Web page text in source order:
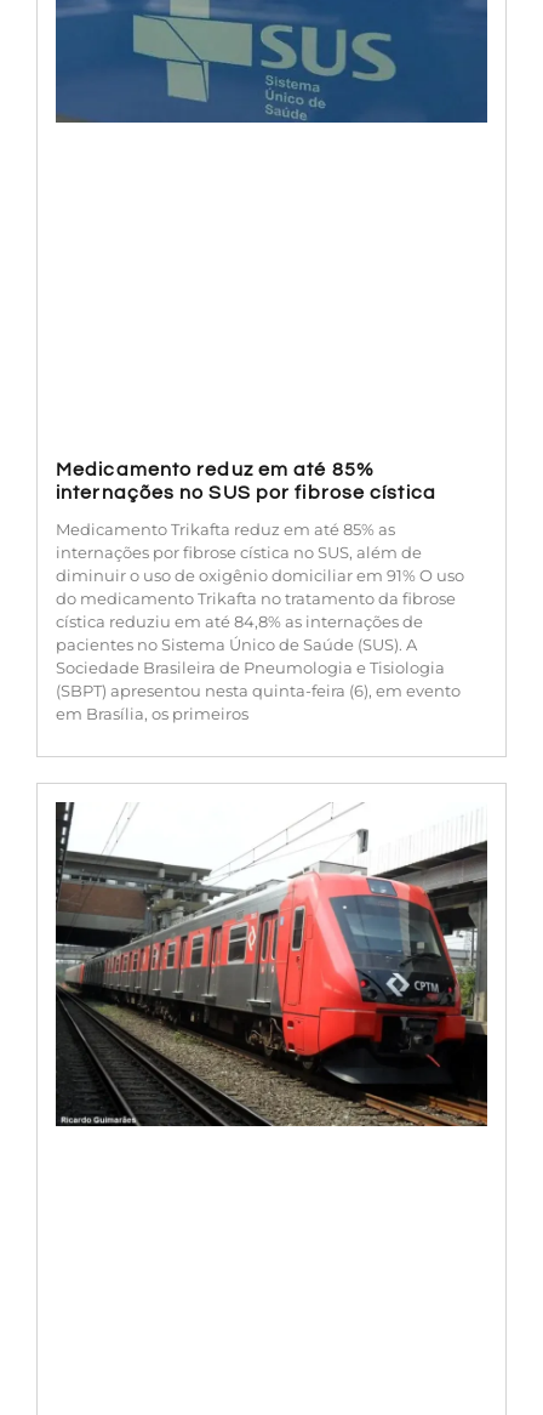
Medicamento reduz em até 85%
internações no SUS por fibrose cística
Medicamento Trikafta reduz em até 85% as
internações por fibrose cística no SUS, além de
diminuir o uso de oxigênio domiciliar em 91% O uso
do medicamento Trikafta no tratamento da fibrose
cística reduziu em até 84,8% as internações de
pacientes no Sistema Único de Saúde (SUS). A
Sociedade Brasileira de Pneumologia e Tisiologia
(SBPT) apresentou nesta quinta-feira (6), em evento
em Brasília, os primeiros